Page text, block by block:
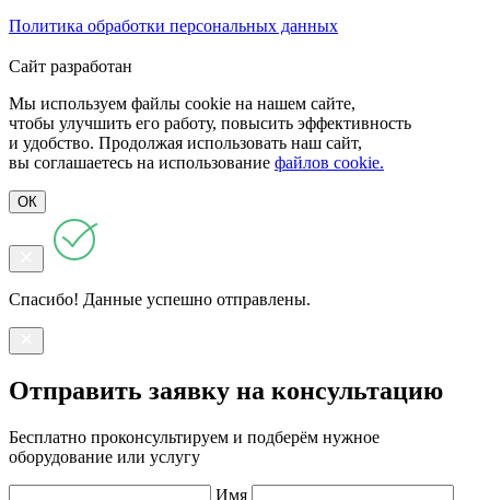
Политика обработки персональных данных
Сайт разработан
Мы используем файлы cookie на нашем сайте,
чтобы улучшить его работу, повысить эффективность
и удобство. Продолжая использовать наш сайт,
вы соглашаетесь на использование файлов cookie.
ОК
Спасибо! Данные успешно отправлены.
Отправить заявку на консультацию
Бесплатно проконсультируем и подберём нужное
оборудование или услугу
Имя